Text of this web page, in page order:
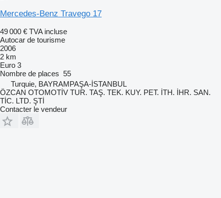
Mercedes-Benz Travego 17
49 000 € TVA incluse
Autocar de tourisme
2006
2 km
Euro 3
Nombre de places 55
Turquie, BAYRAMPAŞA-İSTANBUL
ÖZCAN OTOMOTİV TUR. TAŞ. TEK. KUY. PET. İTH. İHR. SAN.
TİC. LTD. ŞTİ
Contacter le vendeur